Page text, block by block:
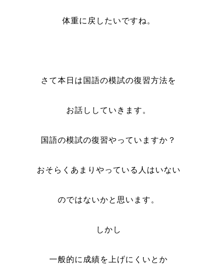
体重に戻したいですね。
さて本日は国語の模試の復習方法を
お話ししていきます。
国語の模試の復習やっていますか？
おそらくあまりやっている人はいない
のではないかと思います。
しかし
一般的に成績を上げにくいとか